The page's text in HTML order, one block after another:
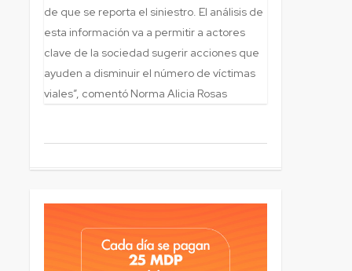
de que se reporta el siniestro. El análisis de
esta información va a permitir a actores
clave de la sociedad sugerir acciones que
ayuden a disminuir el número de víctimas
viales”, comentó Norma Alicia Rosas